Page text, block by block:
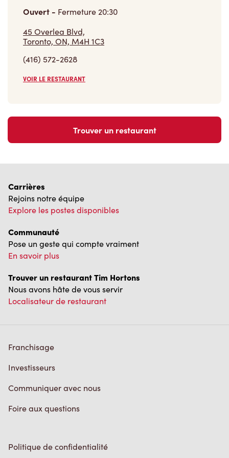
Ouvert - Fermeture20:30
45 Overlea Blvd,
Toronto, ON, M4H 1C3
(416) 572-2628
VOIR LE RESTAURANT
Trouver un restaurant
Carrières
Rejoins notre équipe
Explore les postes disponibles
Communauté
Pose un geste qui compte vraiment
En savoir plus
Trouver un restaurant Tim Hortons
Nous avons hâte de vous servir
Localisateur de restaurant
Franchisage
Investisseurs
Communiquer avec nous
Foire aux questions
Politique de confidentialité